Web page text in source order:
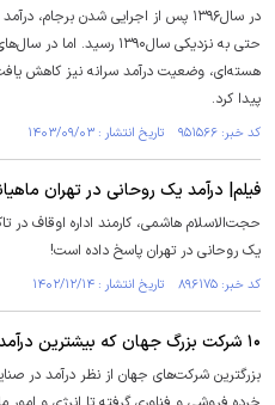
در سال۱۳۹۶ پس از اجرایی شدن
حتی به نزدیکی سال۱۳۹۰
پیدا کرد.
کد خبر: ۹۵۱۵۶۶ تاریخ انتشار : ۱۴۰۳/۰۹/۰۳
فیلم| درآمد یک روحانی در تهران
حجت‌الاسلام هاشمی، کارمند اداره اوقاف
یک روحانی در تهران پاسخ داده است!
کد خبر: ۸۹۶۱۷۵ تاریخ انتشار : ۱۴۰۲/۱۲/۱۴
۱۰ شرکت بزرگ جهان که بیشترین درآمد را دارند
بزرگترین شرکت‌های جهان از نظر درآمد در